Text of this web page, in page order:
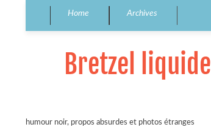
Home Archives
Bretzel liquide
humour noir, propos absurdes et photos étranges